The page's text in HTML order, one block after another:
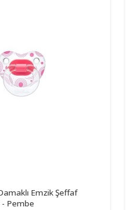
Emzik Şeffaf
- Pembe